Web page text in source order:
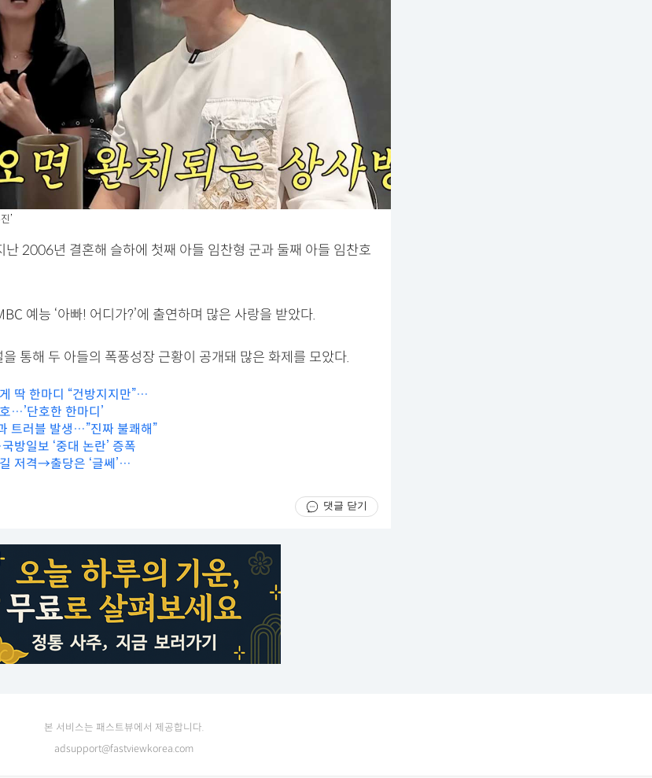
’
난 2006년 결혼해 슬하에 첫째 아들 임찬형 군과 둘째 아들 임찬호
예능 ‘아빠! 어디가?’에 출연하며 많은 사랑을 받았다.
통해 두 아들의 폭풍성장 근황이 공개돼 많은 화제를 모았다.
딱 한마디 “건방지지만”…
…’단호한 한마디’
트러블 발생…”진짜 불쾌해”
방일보 ‘중대 논란’ 증폭
저격→출당은 ‘글쎄’…
댓글 닫기
본 서비스는 패스트뷰에서 제공합니다.
adsupport@fastviewkorea.com